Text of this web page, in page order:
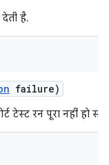
है.
failure)
टेस्ट रन पूरा नहीं हो